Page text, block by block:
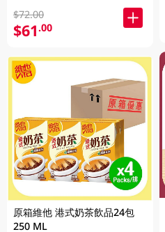
$72.00
$61.00
原箱維他 港式奶茶飲品24包
250 ML